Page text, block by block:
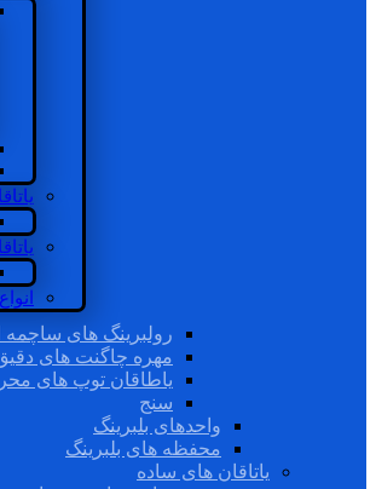
رولبرینگ های ساچمه
مهره چاگنت های
یاطاقان توپ های
سنج
واحدهای بلبرینگ
محفظه های بلبرینگ
یاتاقان های ساده